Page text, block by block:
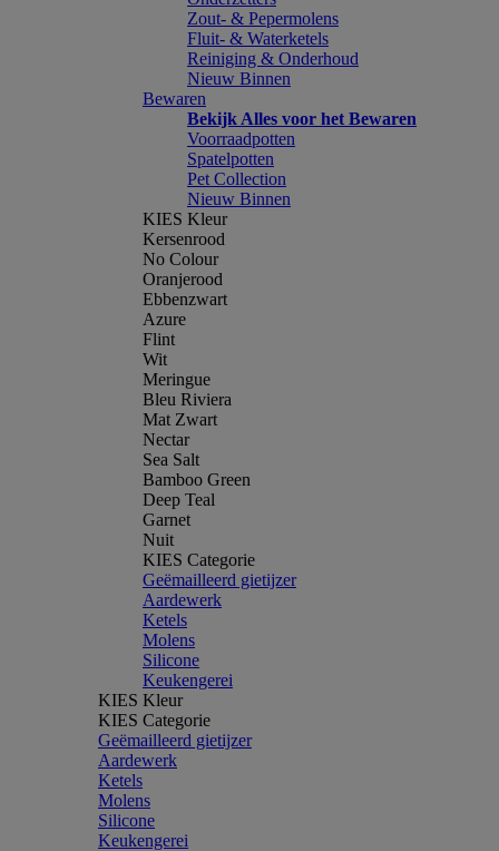
Zout- & Pepermolens
Fluit- & Waterketels
Reiniging & Onderhoud
Nieuw Binnen
Bewaren
Bekijk Alles voor het Bewaren
Voorraadpotten
Spatelpotten
Pet Collection
Nieuw Binnen
KIES Kleur
Kersenrood
No Colour
Oranjerood
Ebbenzwart
Azure
Flint
Wit
Meringue
Bleu Riviera
Mat Zwart
Nectar
Sea Salt
Bamboo Green
Deep Teal
Garnet
Nuit
KIES Categorie
Geëmailleerd gietijzer
Aardewerk
Ketels
Molens
Silicone
Keukengerei
KIES Kleur
KIES Categorie
Geëmailleerd gietijzer
Aardewerk
Ketels
Molens
Silicone
Keukengerei